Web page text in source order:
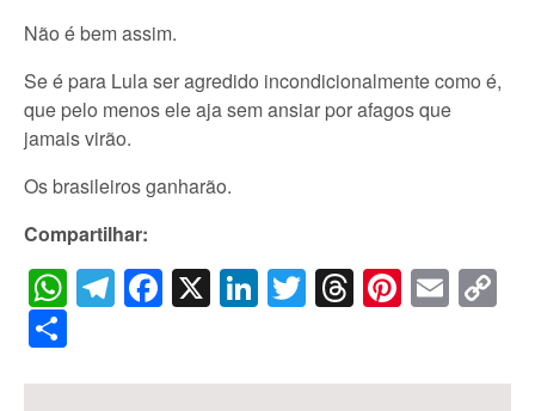
Não é bem assim.
Se é para Lula ser agredido incondicionalmente como é,
que pelo menos ele aja sem ansiar por afagos que
jamais virão.
Os brasileiros ganharão.
Compartilhar:
WhatsApp
Telegram
Facebook
X LinkedIn
Twitter
Threads